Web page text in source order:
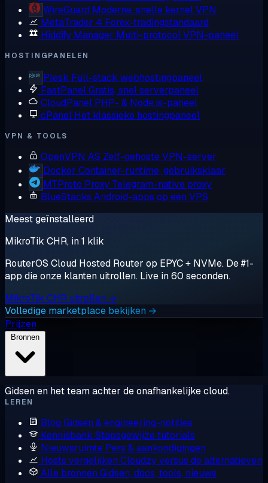
WireGuard Moderne, snelle kernel VPN
MetaTrader 4 Forex-tradingstandaard
Hiddify Manager Multi-protocol VPN-paneel
HOSTINGPANELEN
Plesk Full-stack webhostingpaneel
FastPanelGratis, snel serverpaneel
CloudPanel PHP- & Node.js-paneel
cPanel Het klassieke hostingpaneel
VPN & TOOLS
OpenVPN AS Zelf-gehoste VPN-server
Docker Container-runtime, gebruiksklaar
MTProto Proxy Telegram-native proxy
BlueStacks Android-apps op een VPS
Meest geïnstalleerd
MikroTik CHR, in 1 klik
RouterOS Cloud Hosted Router op EPYC + NVMe. De #1-
app die onze klanten uitrollen. Live in 60 seconden.
MikroTik CHR uitrollen →
Volledige marketplace bekijken →
Prijzen
Gidsen en het team achter de onafhankelijke cloud.
LEREN
Blog Gidsen & engineering-notities
Kennisbank Stapsgewijze tutorials
Nieuwsruimte Pers & aankondigingen
Hosts vergelijken Cloudzy versus de alternatieven
Alle bronnen Gidsen, docs, tools, nieuws